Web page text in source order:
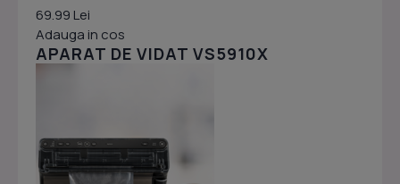
69.99 Lei
Adauga in cos
APARAT DE VIDAT VS5910X